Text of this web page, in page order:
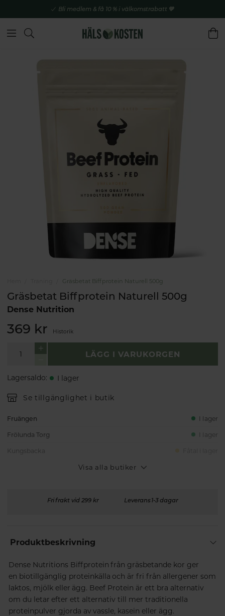
Bli medlem & få 10 % i välkomstrabatt 💚
Gräsbetat Biffprotein Naturell 500g
Gräsbetat Biffprotein Naturell 500g
Dense Nutrition
369 kr Historik
LÄGG I VARUKORGEN
Lagersaldo: I lager
Se tillgänglighet i butik
Fruängen I lager
Frölunda Torg I lager
Visa alla butiker
Fri frakt vid 299 kr Leverans 1-3 dagar
Produktbeskrivning
Dense Nutritions Biffprotein från gräsbetande kor ger
en biotillgänglig proteinkälla och är fri från allergener som
laktos, mjölk eller ägg. Beef Protein är ett bra alternativ
om du letar efter ett alternativ till mer traditionella
proteinpulver gjorda av vassle, kasein eller ägg.